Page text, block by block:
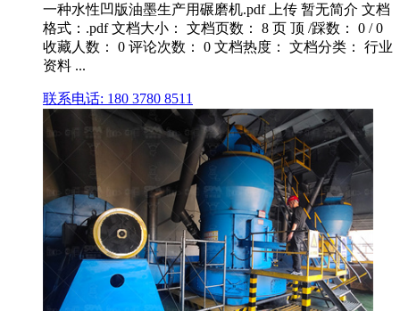
一种水性凹版油墨生产用碾磨机.pdf 上传 暂无简介 文档
格式：.pdf 文档大小： 文档页数： 8 页 顶 /踩数： 0 / 0
收藏人数： 0 评论次数： 0 文档热度： 文档分类： 行业
资料 ...
联系电话: 180 3780 8511